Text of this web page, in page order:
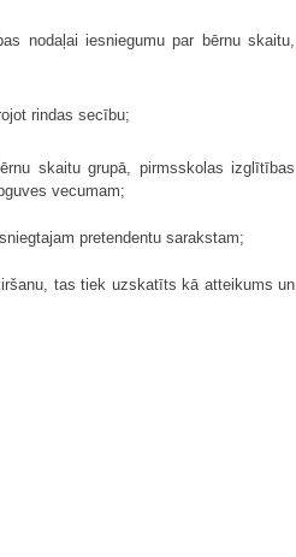
nodaļai iesniegumu par bērnu skaitu,
rindas secību;
skaitu grupā, pirmsskolas izglītības
vecumam;
pretendentu sarakstam;
tas tiek uzskatīts kā atteikums un